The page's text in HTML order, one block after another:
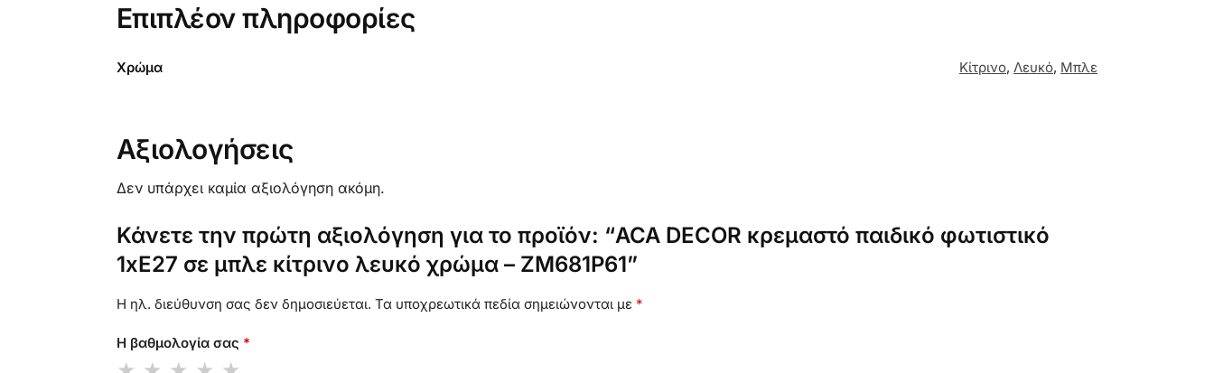
Επιπλέον πληροφορίες
Χρώμα Κίτρινο, Λευκό, Μπλε
Αξιολογήσεις
Δεν υπάρχει καμία αξιολόγηση ακόμη.
Κάνετε την πρώτη αξιολόγηση για το προϊόν: “ACA DECOR κρεμαστό παιδικό φωτιστικό
1xE27 σε μπλε κίτρινο λευκό χρώμα – ZM681P61”
Η ηλ. διεύθυνση σας δεν δημοσιεύεται. Τα υποχρεωτικά πεδία σημειώνονται με *
Η βαθμολογία σας *